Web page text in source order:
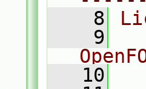
    8
    9
   10